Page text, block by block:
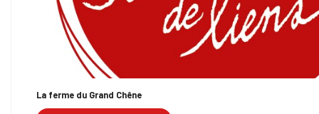
La ferme du Grand Chêne